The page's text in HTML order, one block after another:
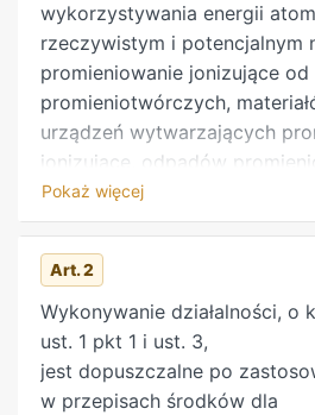
wykorzystywania energii
rzeczywistym i potencjalnym
promieniowanie jonizujące od
promieniotwórczych,
urządzeń wytwarzających
jonizujące, odpadów
wypalonego paliwa jądrowego;
2) obowiązki kierownika
wykonującej tę działalność;
3) organy właściwe w
jądrowego i ochrony
4) zasady odpowiedzialności
jądrowe;
5) zasady wypełniania
Pokaż więcej
Art. 2
Wykonywanie działalności, o
ust. 1 pkt 1 i ust. 3,
jest dopuszczalne po
w przepisach środków dla